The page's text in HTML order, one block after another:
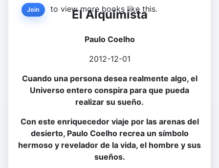
Join to view more books like this.
El Alquimista
Paulo Coelho
2012-12-01
Cuando una persona desea realmente algo, el
Universo entero conspira para que pueda
realizar su sueño.
Con este enriquecedor viaje por las arenas del
desierto, Paulo Coelho recrea un símbolo
hermoso y revelador de la vida, el hombre y sus
sueños.